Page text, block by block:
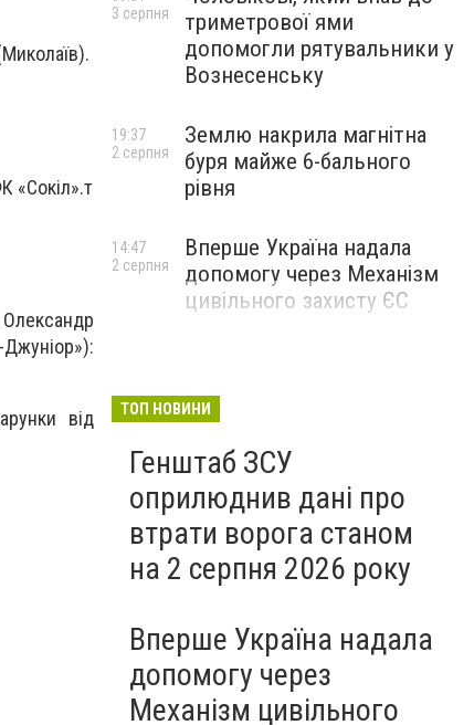
«Сокіл».т
від
триметрової ями
допомогли рятувальники у
Вознесенську
3 серпня
Землю накрила магнітна
буря майже 6-бального
рівня
19:37
2 серпня
Вперше Україна надала
допомогу через Механізм
цивільного захисту ЄС
14:47
2 серпня
ТОП НОВИНИ
Генштаб ЗСУ
оприлюднив дані про
втрати ворога станом
на 2 серпня 2026 року
Вперше Україна надала
допомогу через
Механізм цивільного